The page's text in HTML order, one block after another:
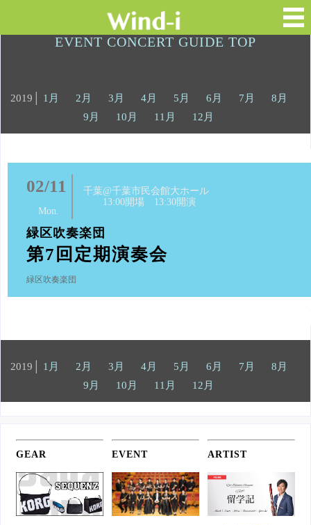
EVENT CONCERT GUIDE TOP
2019│ 1月 2月 3月 4月 5月 6月 7月
8月
9月
10月 11月 12月
02/11
千葉@千葉市民会館大ホール
13:00開場 13:30開演
Mon.
緑区吹奏楽団
第7回定期演奏会
緑区吹奏楽団
2019│ 1月 2月 3月 4月 5月 6月 7月
8月
9月
10月 11月 12月
GEAR EVENT ARTIST